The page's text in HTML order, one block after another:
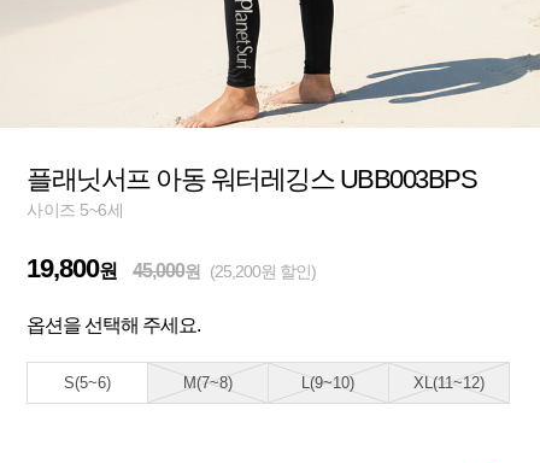
플래닛서프 아동 워터레깅스 UBB003BPS
사이즈 5~6세
19,800원 45,000원 (25,200원 할인)
옵션을 선택해 주세요.
S(5~6) M(7~8) L(9~10) XL(11~12)